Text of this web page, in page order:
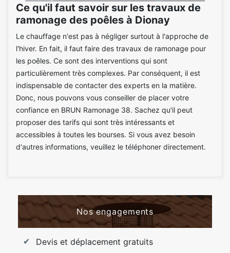
Ce qu'il faut savoir sur les travaux de
ramonage des poêles à Dionay
Le chauffage n'est pas à négliger surtout à l'approche de
l'hiver. En fait, il faut faire des travaux de ramonage pour
les poêles. Ce sont des interventions qui sont
particulièrement très complexes. Par conséquent, il est
indispensable de contacter des experts en la matière.
Donc, nous pouvons vous conseiller de placer votre
confiance en BRUN Ramonage 38. Sachez qu'il peut
proposer des tarifs qui sont très intéressants et
accessibles à toutes les bourses. Si vous avez besoin
d'autres informations, veuillez le téléphoner directement.
Nos engagements
Devis et déplacement gratuits